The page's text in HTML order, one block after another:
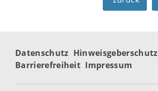
Datenschutz Hinweisgeberschutz
Barrierefreiheit Impressum